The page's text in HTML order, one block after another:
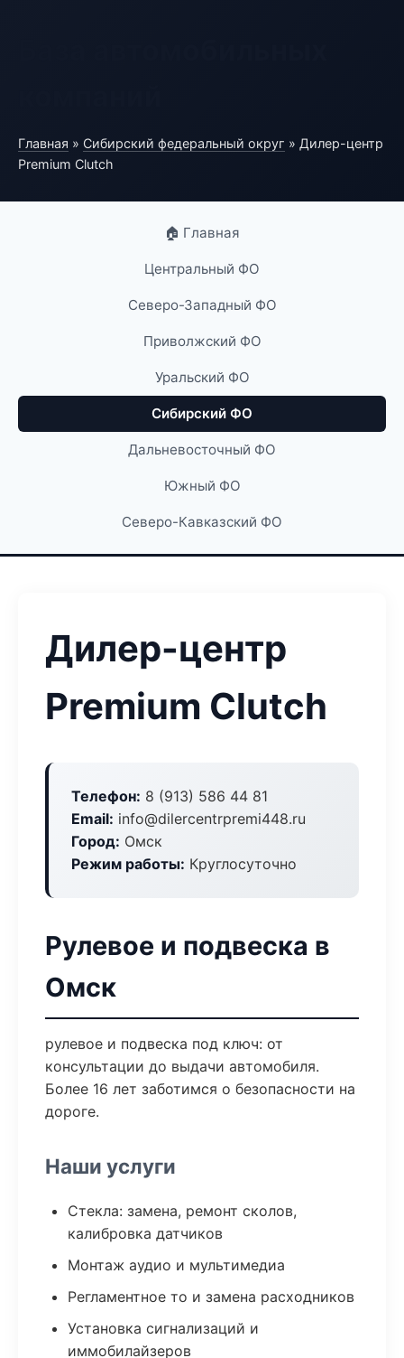
Главная » Сибирский федеральный округ » Дилер-центр
Premium Clutch
🏠 Главная
Центральный ФО
Северо-Западный ФО
Приволжский ФО
Уральский ФО
Сибирский ФО
Дальневосточный ФО
Южный ФО
Северо-Кавказский ФО
Дилер-центр
Premium Clutch
Телефон: 8 (913) 586 44 81
Email: info@dilercentrpremi448.ru
Город: Омск
Режим работы: Круглосуточно
Рулевое и подвеска в
Омск
рулевое и подвеска под ключ: от
консультации до выдачи автомобиля.
Более 16 лет заботимся о безопасности на
дороге.
Наши услуги
Стекла: замена, ремонт сколов,
калибровка датчиков
Монтаж аудио и мультимедиа
Регламентное то и замена расходников
Установка сигнализаций и
иммобилайзеров